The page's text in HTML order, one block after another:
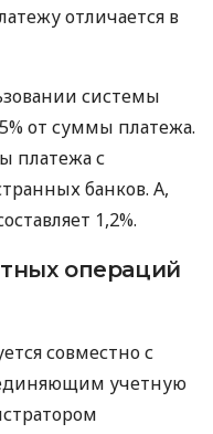
отличается в
системы
от суммы платежа.
платежа с
банков. А,
1,2%.
операций
совместно с
учетную